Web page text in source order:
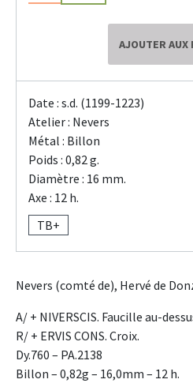
AJOUTER AUX
Date : s.d. (1199-1223)
Atelier : Nevers
Métal : Billon
Poids : 0,82 g.
Diamètre : 16 mm.
Axe : 12 h.
TB+
Nevers (comté de), Hervé de
A/ + NIVERSCIS. Faucille au-
R/ + ERVIS CONS. Croix.
Dy.760 – PA.2138
Billon – 0,82g – 16,0mm – 12 h.